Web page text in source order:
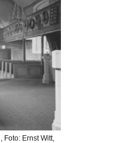
Foto: Ernst Witt,